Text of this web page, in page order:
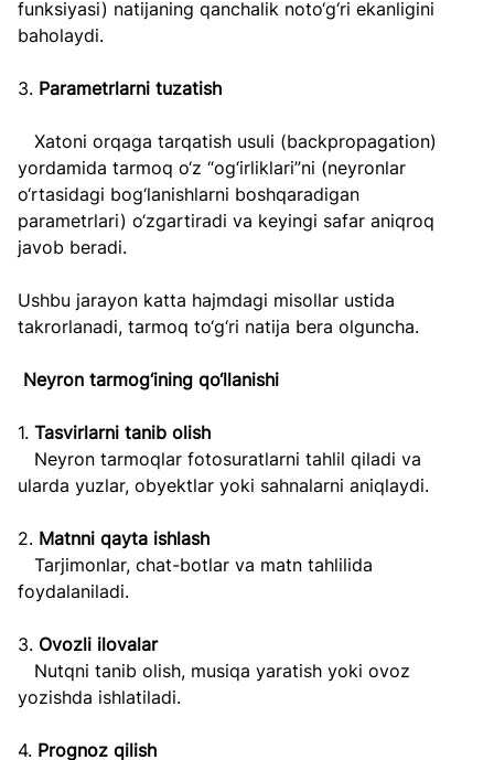
funksiyasi) natijaning qanchalik noto‘g‘ri ekanligini
baholaydi.
3. Parametrlarni tuzatish
yordamida tarmoq o‘z “og‘irliklari”ni (neyronlar
o‘rtasidagi bog‘lanishlarni boshqaradigan
parametrlari) o‘zgartiradi va keyingi safar aniqroq
javob beradi.
Ushbu jarayon katta hajmdagi misollar ustida
takrorlanadi, tarmoq to‘g‘ri natija bera olguncha.
Neyron tarmog‘ining qo‘llanishi
1. Tasvirlarni tanib olish
ularda yuzlar, obyektlar yoki sahnalarni aniqlaydi.
2. Matnni qayta ishlash
foydalaniladi.
3. Ovozli ilovalar
yozishda ishlatiladi.
4. Prognoz qilish